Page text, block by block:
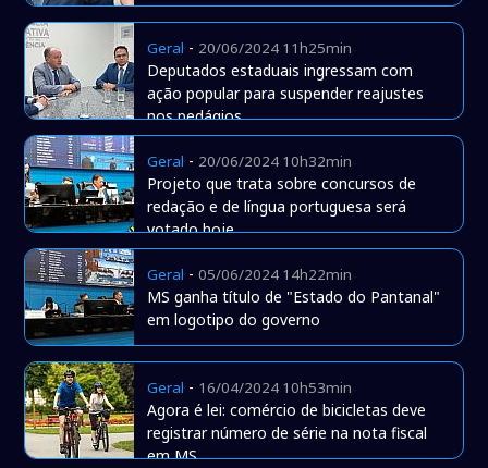
Geral - 20/06/2024 11h25min
Deputados estaduais ingressam com
ação popular para suspender reajustes
nos pedágios
Geral - 20/06/2024 10h32min
Projeto que trata sobre concursos de
redação e de língua portuguesa será
votado hoje
Geral -05/06/2024 14h22min
MS ganha título de "Estado do Pantanal"
em logotipo do governo
Geral - 16/04/2024 10h53min
Agora é lei: comércio de bicicletas deve
registrar número de série na nota fiscal
em MS